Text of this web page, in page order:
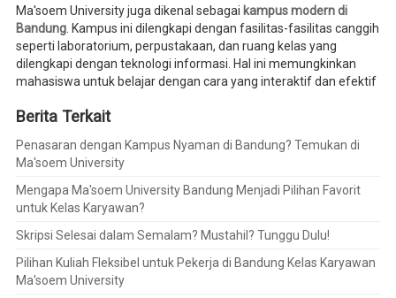
Ma'soem University juga dikenal sebagai kampus modern di
Bandung. Kampus ini dilengkapi dengan fasilitas-fasilitas canggih
seperti laboratorium, perpustakaan, dan ruang kelas yang
dilengkapi dengan teknologi informasi. Hal ini memungkinkan
mahasiswa untuk belajar dengan cara yang interaktif dan efektif
Berita Terkait
Penasaran dengan Kampus Nyaman di Bandung? Temukan di
Ma'soem University
Mengapa Ma'soem University Bandung Menjadi Pilihan Favorit
untuk Kelas Karyawan?
Skripsi Selesai dalam Semalam? Mustahil? Tunggu Dulu!
Pilihan Kuliah Fleksibel untuk Pekerja di Bandung Kelas Karyawan
Ma'soem University